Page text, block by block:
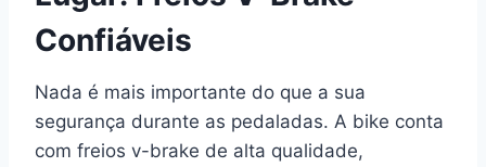
Confiáveis
Nada é mais importante do que a sua
segurança durante as pedaladas. A bike conta
com freios v-brake de alta qualidade,